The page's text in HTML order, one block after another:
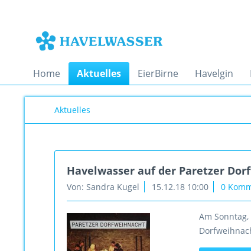
Home Aktuelles EierBirne Havelgin
Aktuelles
Havelwasser auf der Paretzer
Von: Sandra Kugel 15.12.18 10:00 0
Am